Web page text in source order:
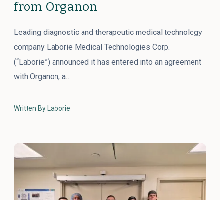
from Organon
Leading diagnostic and therapeutic medical technology
company Laborie Medical Technologies Corp.
(“Laborie”) announced it has entered into an agreement
with Organon, a…
Written By Laborie